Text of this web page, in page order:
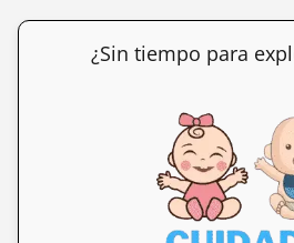
¿Sin tiempo para